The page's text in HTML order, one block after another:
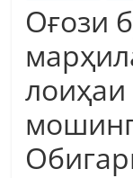
Оғози